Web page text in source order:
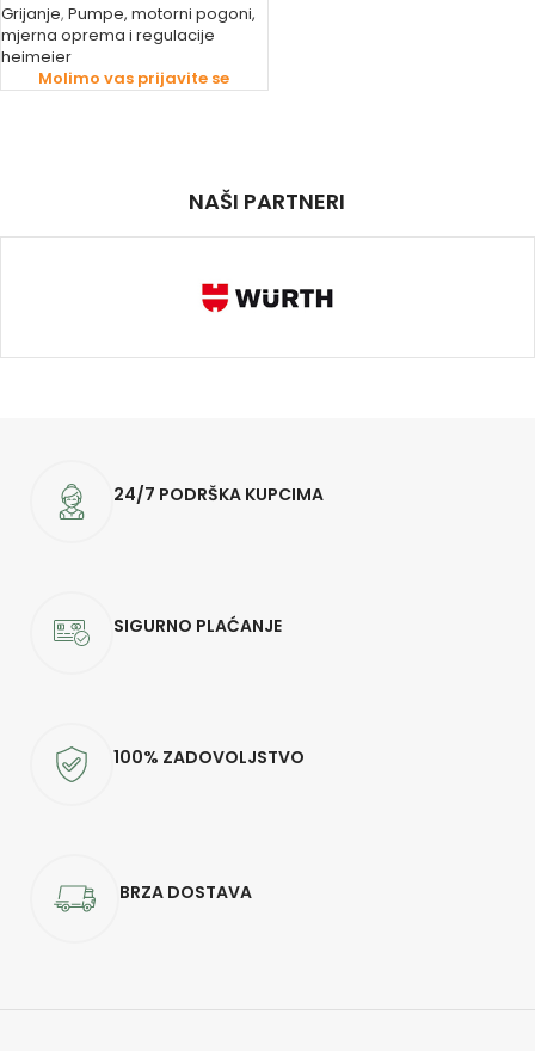
Grijanje, Pumpe, motorni pogoni,
mjerna oprema i regulacije
heimeier
Molimo vas prijavite se
NAŠI PARTNERI
24/7 PODRŠKA KUPCIMA
SIGURNO PLAĆANJE
100% ZADOVOLJSTVO
BRZA DOSTAVA